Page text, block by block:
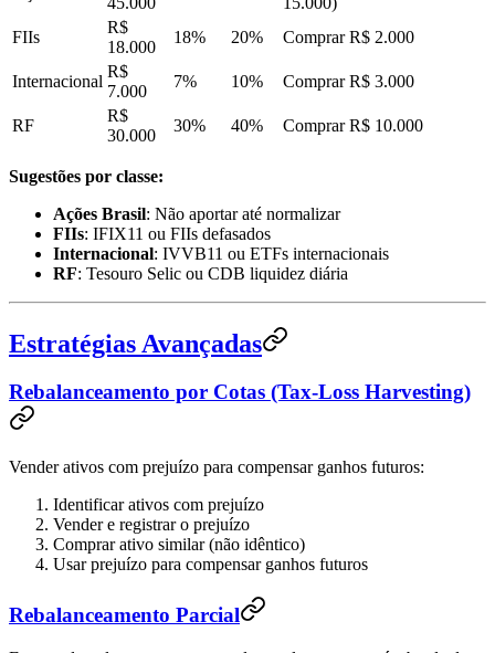
FIIs
R$
18.000
18% 20% Comprar R$ 2.000
Internacional
R$
7.000
7% 10% Comprar R$ 3.000
RF
R$
30.000
30% 40% Comprar R$ 10.000
Sugestões por classe:
Ações Brasil: Não aportar até normalizar
FIIs: IFIX11 ou FIIs defasados
Internacional: IVVB11 ou ETFs internacionais
RF: Tesouro Selic ou CDB liquidez diária
Estratégias Avançadas
Rebalanceamento por Cotas (Tax-Loss Harvesting)
Vender ativos com prejuízo para compensar ganhos futuros:
Identificar ativos com prejuízo
Vender e registrar o prejuízo
Comprar ativo similar (não idêntico)
Usar prejuízo para compensar ganhos futuros
Rebalanceamento Parcial